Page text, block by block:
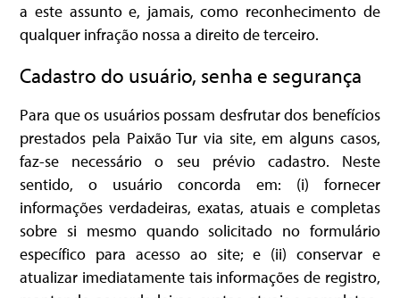
a este assunto e, jamais, como reconhecimento de
qualquer infração nossa a direito de terceiro.
Cadastro do usuário, senha e segurança
Para que os usuários possam desfrutar dos benefícios
prestados pela Paixão Tur via site, em alguns casos,
faz-se necessário o seu prévio cadastro. Neste
sentido, o usuário concorda em: (i) fornecer
informações verdadeiras, exatas, atuais e completas
sobre si mesmo quando solicitado no formulário
específico para acesso ao site; e (ii) conservar e
atualizar imediatamente tais informações de registro,